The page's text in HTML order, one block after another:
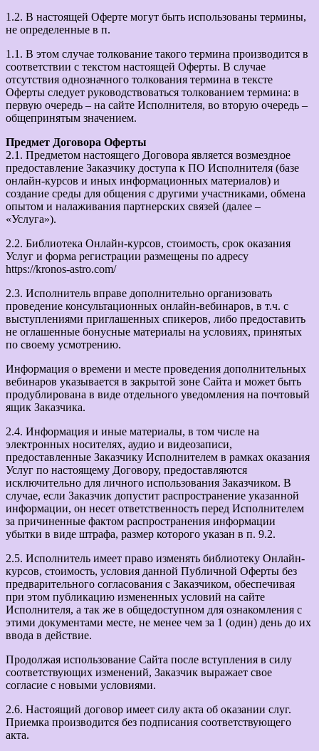
1.2. В настоящей Оферте могут быть использованы термины,
не определенные в п.
1.1. В этом случае толкование такого термина производится в
соответствии с текстом настоящей Оферты. В случае
отсутствия однозначного толкования термина в тексте
Оферты следует руководствоваться толкованием термина: в
первую очередь – на сайте Исполнителя, во вторую очередь –
общепринятым значением.
Предмет Договора Оферты
2.1. Предметом настоящего Договора является возмездное
предоставление Заказчику доступа к ПО Исполнителя (базе
онлайн-курсов и иных информационных материалов) и
создание среды для общения с другими участниками, обмена
опытом и налаживания партнерских связей (далее –
«Услуга»).
2.2. Библиотека Онлайн-курсов, стоимость, срок оказания
Услуг и форма регистрации размещены по адресу
https://kronos-astro.com/
2.3. Исполнитель вправе дополнительно организовать
проведение консультационных онлайн-вебинаров, в т.ч. с
выступлениями приглашенных спикеров, либо предоставить
не оглашенные бонусные материалы на условиях, принятых
по своему усмотрению.
Информация о времени и месте проведения дополнительных
вебинаров указывается в закрытой зоне Сайта и может быть
продублирована в виде отдельного уведомления на почтовый
ящик Заказчика.
2.4. Информация и иные материалы, в том числе на
электронных носителях, аудио и видеозаписи,
предоставленные Заказчику Исполнителем в рамках оказания
Услуг по настоящему Договору, предоставляются
исключительно для личного использования Заказчиком. В
случае, если Заказчик допустит распространение указанной
информации, он несет ответственность перед Исполнителем
за причиненные фактом распространения информации
убытки в виде штрафа, размер которого указан в п. 9.2.
2.5. Исполнитель имеет право изменять библиотеку Онлайн-
курсов, стоимость, условия данной Публичной Оферты без
предварительного согласования с Заказчиком, обеспечивая
при этом публикацию измененных условий на сайте
Исполнителя, а так же в общедоступном для ознакомления с
этими документами месте, не менее чем за 1 (один) день до их
ввода в действие.
Продолжая использование Сайта после вступления в силу
соответствующих изменений, Заказчик выражает свое
согласие с новыми условиями.
2.6. Настоящий договор имеет силу акта об оказании слуг.
Приемка производится без подписания соответствующего
акта.